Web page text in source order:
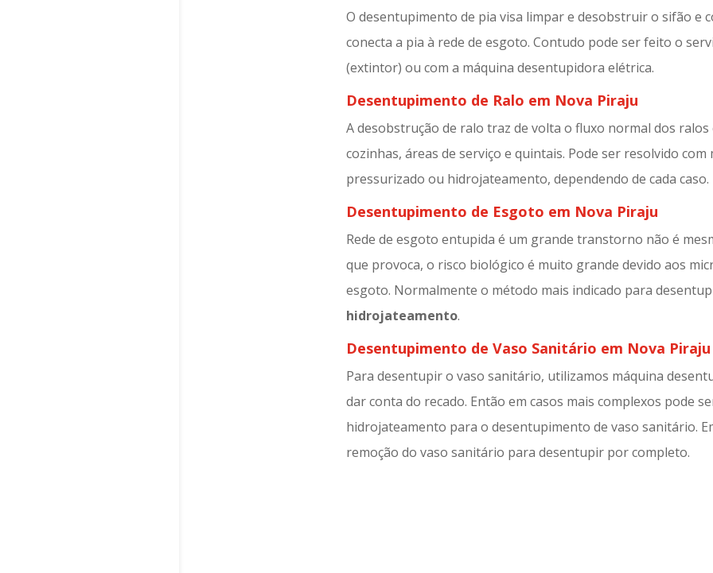
O desentupimento de pia visa limpar e desobstruir o sifão e
conecta a pia à rede de esgoto. Contudo pode ser feito o
(extintor) ou com a máquina desentupidora elétrica.
Desentupimento de Ralo em Nova Piraju
A desobstrução de ralo traz de volta o fluxo normal dos
cozinhas, áreas de serviço e quintais. Pode ser resolvido
pressurizado ou hidrojateamento, dependendo de cada caso.
Desentupimento de Esgoto em Nova Piraju
Rede de esgoto entupida é um grande transtorno não é
que provoca, o risco biológico é muito grande devido aos
esgoto. Normalmente o método mais indicado para
hidrojateamento.
Desentupimento de Vaso Sanitário em Nova Piraju
Para desentupir o vaso sanitário, utilizamos máquina
dar conta do recado. Então em casos mais complexos pode
hidrojateamento para o desentupimento de vaso sanitário.
remoção do vaso sanitário para desentupir por completo.